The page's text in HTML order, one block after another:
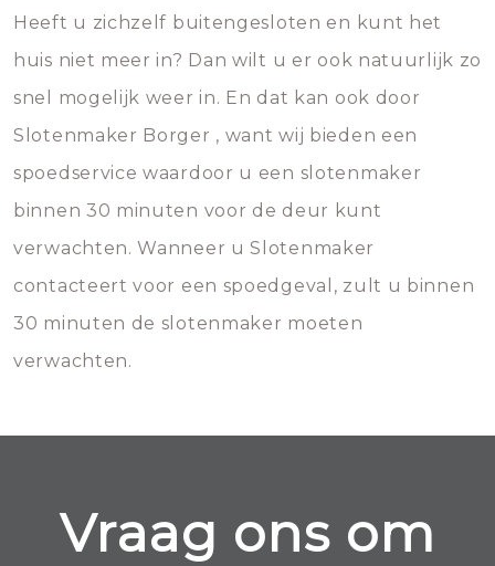
Heeft u zichzelf buitengesloten en kunt het
huis niet meer in? Dan wilt u er ook natuurlijk zo
snel mogelijk weer in. En dat kan ook door
Slotenmaker Borger , want wij bieden een
spoedservice waardoor u een slotenmaker
binnen 30 minuten voor de deur kunt
verwachten. Wanneer u Slotenmaker
contacteert voor een spoedgeval, zult u binnen
30 minuten de slotenmaker moeten
verwachten.
Vraag ons om